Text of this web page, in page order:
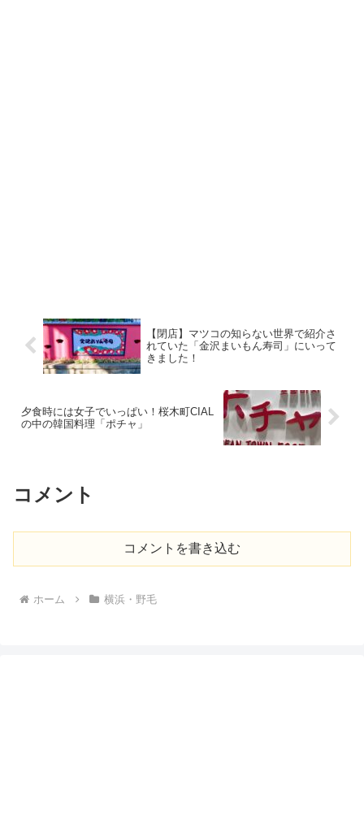
【閉店】マツコの知らない世界で紹介さ
れていた「金沢まいもん寿司」にいって
きました！
夕食時には女子でいっぱい！桜木町CIAL
の中の韓国料理「ポチャ」
コメント
コメントを書き込む
ホーム 横浜・野毛